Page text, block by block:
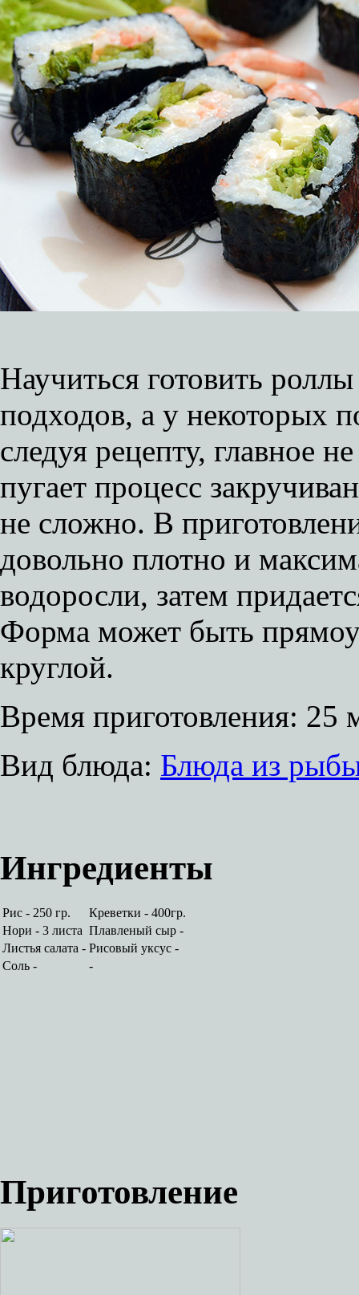
Научиться готовить
подходов, а у некоторых
следуя рецепту, главное
пугает процесс
не сложно. В
довольно плотно и
водоросли, затем
Форма может быть
круглой.
Время приготовления: 25
Вид блюда: Блюда из
Ингредиенты
Рис - 250 гр.
Креветки - 400гр.
Нори - 3 листа Плавленый сыр -
Листья салата - Рисовый уксус -
Соль -
-
Приготовление